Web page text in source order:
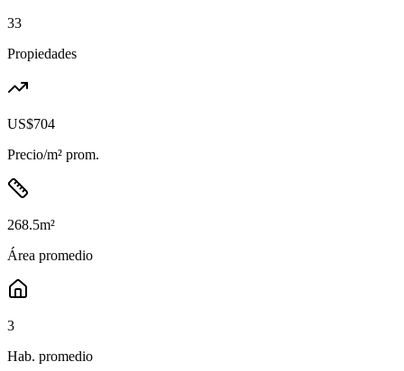
33
Propiedades
US$704
Precio/m² prom.
268.5m²
Área promedio
3
Hab. promedio